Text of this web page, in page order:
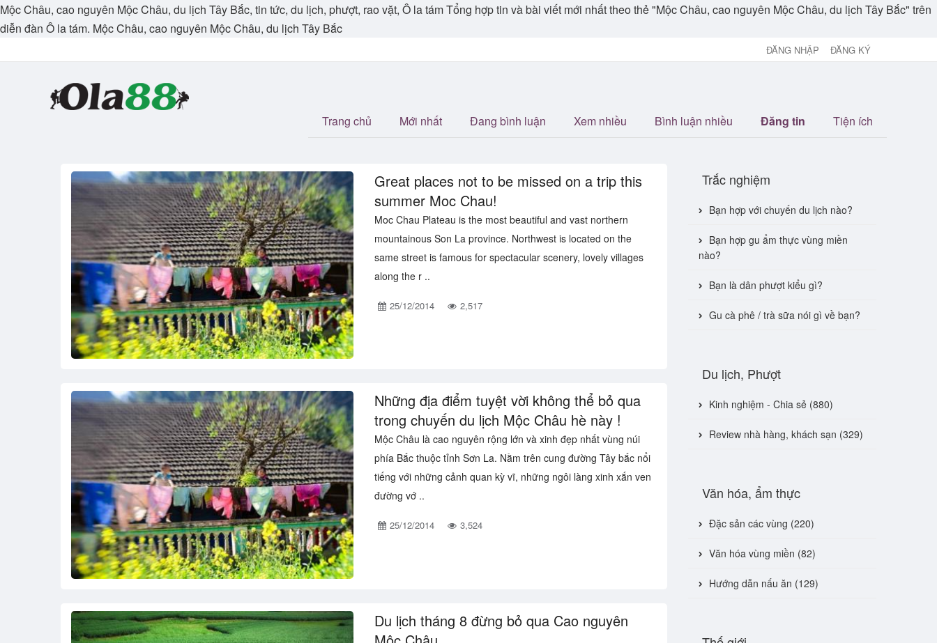
Mộc Châu, cao nguyên Mộc Châu, du lịch Tây Bắc, tin tức, du lịch, phượt, rao vặt, Ô la tám Tổng hợp tin và bài viết mới nhất theo thẻ "Mộc Châu, cao nguyên Mộc Châu, du lịch Tây Bắc" trên
diễn đàn Ô la tám. Mộc Châu, cao nguyên Mộc Châu, du lịch Tây Bắc
ĐĂNG NHẬP ĐĂNG KÝ
Trang chủ Mới nhất Đang bình luận Xem nhiều Bình luận nhiều Đăng tin Tiện ích
Great places not to be missed on a trip this
summer Moc Chau!
Moc Chau Plateau is the most beautiful and vast northern
mountainous Son La province. Northwest is located on the
same street is famous for spectacular scenery, lovely villages
along the r ..
25/12/2014 2,517
Những địa điểm tuyệt vời không thể bỏ qua
trong chuyến du lịch Mộc Châu hè này !
Mộc Châu là cao nguyên rộng lớn và xinh đẹp nhất vùng núi
phía Bắc thuộc tỉnh Sơn La. Nằm trên cung đường Tây bắc nổi
tiếng với những cảnh quan kỳ vĩ, những ngôi làng xinh xắn ven
đường vớ ..
25/12/2014 3,524
Du lịch tháng 8 đừng bỏ qua Cao nguyên
Trắc nghiệm
Bạn hợp với chuyến du lịch nào?
Bạn hợp gu ẩm thực vùng miền
nào?
Bạn là dân phượt kiểu gì?
Gu cà phê / trà sữa nói gì về bạn?
Du lịch, Phượt
Kinh nghiệm - Chia sẻ (880)
Review nhà hàng, khách sạn (329)
Văn hóa, ẩm thực
Đặc sản các vùng (220)
Văn hóa vùng miền (82)
Hướng dẫn nấu ăn (129)